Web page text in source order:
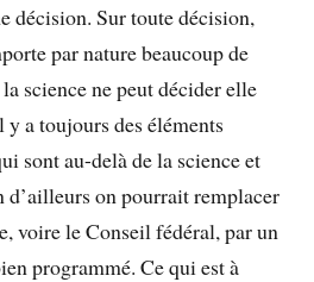
décision. Sur toute décision,
par nature beaucoup de
science ne peut décider elle
y a toujours des éléments
sont au-delà de la science et
d’ailleurs on pourrait remplacer
voire le Conseil fédéral, par un
programmé. Ce qui est à